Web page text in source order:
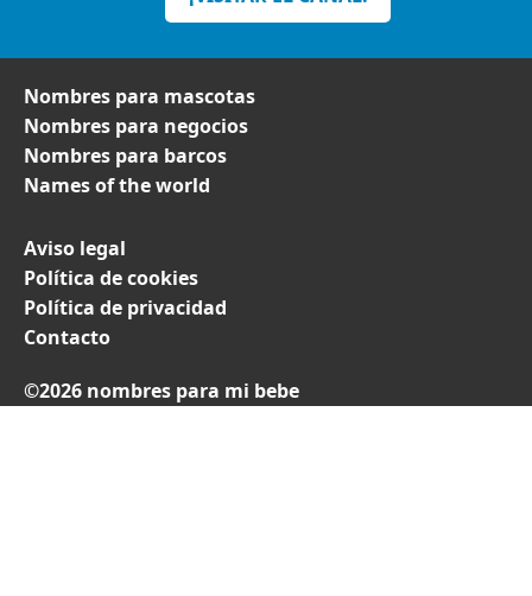
Nombres para mascotas
Nombres para negocios
Nombres para barcos
Names of the world
Aviso legal
Política de cookies
Política de privacidad
Contacto
©2026 nombres para mi bebe